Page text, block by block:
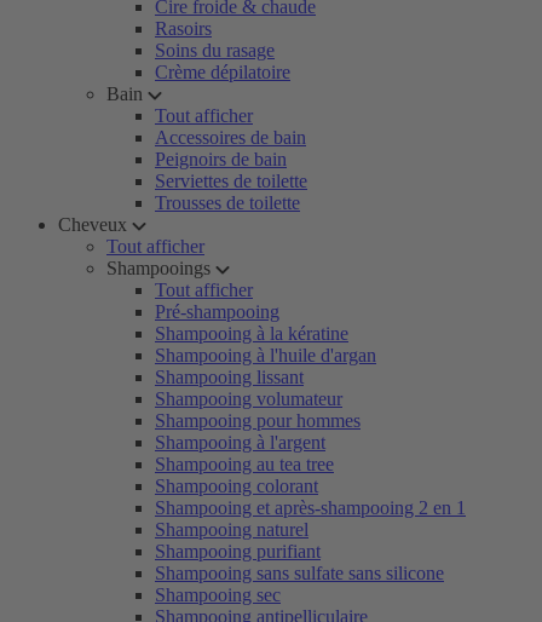
Cire froide & chaude
Rasoirs
Soins du rasage
Crème dépilatoire
Bain
Tout afficher
Accessoires de bain
Peignoirs de bain
Serviettes de toilette
Trousses de toilette
Cheveux
Tout afficher
Shampooings
Tout afficher
Pré-shampooing
Shampooing à la kératine
Shampooing à l'huile d'argan
Shampooing lissant
Shampooing volumateur
Shampooing pour hommes
Shampooing à l'argent
Shampooing au tea tree
Shampooing colorant
Shampooing et après-shampooing 2 en 1
Shampooing naturel
Shampooing purifiant
Shampooing sans sulfate sans silicone
Shampooing sec
Shampooing antipelliculaire